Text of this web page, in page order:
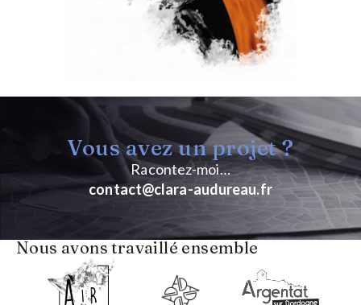
Vous avez un projet ?
Racontez-moi…
contact@clara-audureau.fr
Nous avons travaillé ensemble